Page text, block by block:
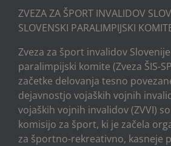
ZVEZA ZA ŠPORT INVALIDOV
SLOVENSKI PARALIMPIJSKI
Zveza za šport invalidov
paralimpijski komite (Zveza ŠIS-
začetke delovanja tesno
dejavnostjo vojaških vojnih
vojaških vojnih invalidov (ZVVI)
komisijo za šport, ki je začela
za športno-rekreativno, kasneje